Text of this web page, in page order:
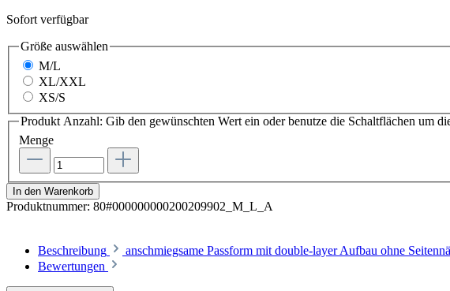
Sofort verfügbar
Größe auswählen
M/L
XL/XXL
XS/S
Menge
Produkt Anzahl: Gib den gewünschten Wert ein oder benutze die Schaltflächen um
In den Warenkorb
Produktnummer: 80#000000000200209902_M_L_A
Beschreibung anschmiegsame Passform mit double-layer Aufbau ohne
Bewertungen